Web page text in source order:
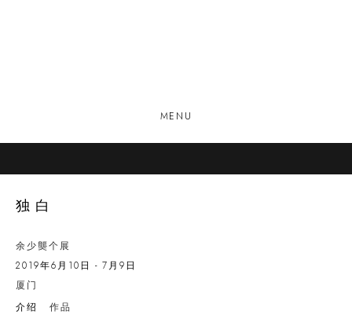
MENU
独白
余少龑个展
2019年6月10日 - 7月9日
厦门
介绍
作品